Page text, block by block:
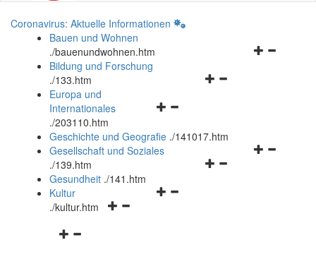
Coronavirus: Aktuelle Informationen
Bauen und Wohnen
./bauenundwohnen.htm
Navigationsmenü
Bildung und Forschung
./133.htm
Navigationsmenü
und
schließen
Europa und
Internationales
./203110.htm
Geschichte und Geografie ./141017.htm
Navigationsmenü
Gesellschaft und Soziales
./139.htm
Navigationsmenü
Gesundheit ./141.htm
Navigationsmenü
Kultur
./kultur.htm
Navigationsmenü